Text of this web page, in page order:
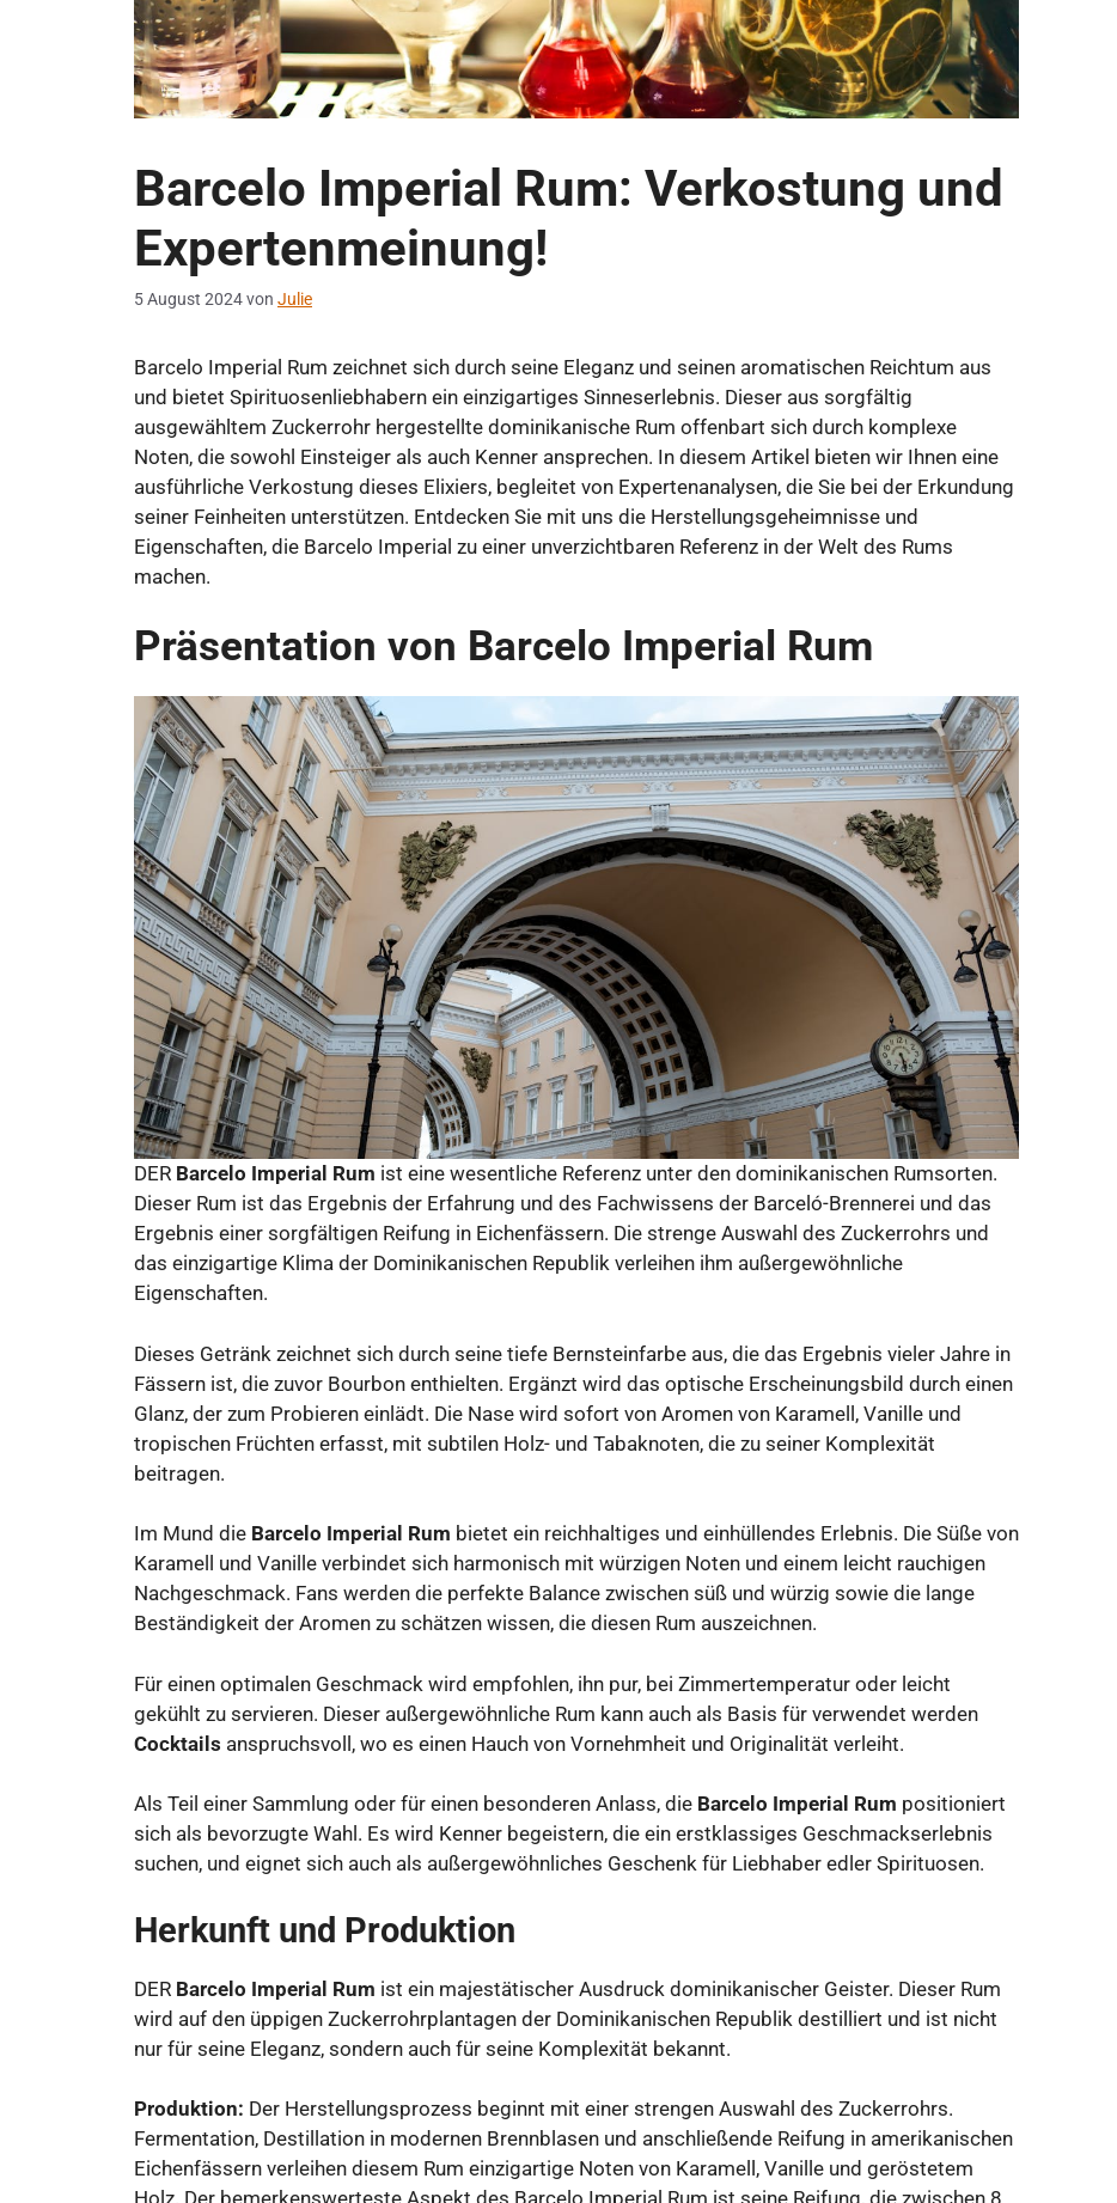
Barcelo Imperial Rum: Verkostung und
Expertenmeinung!
5 August 2024von Julie
Barcelo Imperial Rum zeichnet sich durch seine Eleganz und seinen aromatischen Reichtum aus
und bietet Spirituosenliebhabern ein einzigartiges Sinneserlebnis. Dieser aus sorgfältig
ausgewähltem Zuckerrohr hergestellte dominikanische Rum offenbart sich durch komplexe
Noten, die sowohl Einsteiger als auch Kenner ansprechen. In diesem Artikel bieten wir Ihnen eine
ausführliche Verkostung dieses Elixiers, begleitet von Expertenanalysen, die Sie bei der Erkundung
seiner Feinheiten unterstützen. Entdecken Sie mit uns die Herstellungsgeheimnisse und
Eigenschaften, die Barcelo Imperial zu einer unverzichtbaren Referenz in der Welt des Rums
machen.
Präsentation von Barcelo Imperial Rum
DER Barcelo Imperial Rum ist eine wesentliche Referenz unter den dominikanischen Rumsorten.
Dieser Rum ist das Ergebnis der Erfahrung und des Fachwissens der Barceló-Brennerei und das
Ergebnis einer sorgfältigen Reifung in Eichenfässern. Die strenge Auswahl des Zuckerrohrs und
das einzigartige Klima der Dominikanischen Republik verleihen ihm außergewöhnliche
Eigenschaften.
Dieses Getränk zeichnet sich durch seine tiefe Bernsteinfarbe aus, die das Ergebnis vieler Jahre in
Fässern ist, die zuvor Bourbon enthielten. Ergänzt wird das optische Erscheinungsbild durch einen
Glanz, der zum Probieren einlädt. Die Nase wird sofort von Aromen von Karamell, Vanille und
tropischen Früchten erfasst, mit subtilen Holz- und Tabaknoten, die zu seiner Komplexität
beitragen.
Im Mund die Barcelo Imperial Rum bietet ein reichhaltiges und einhüllendes Erlebnis. Die Süße von
Karamell und Vanille verbindet sich harmonisch mit würzigen Noten und einem leicht rauchigen
Nachgeschmack. Fans werden die perfekte Balance zwischen süß und würzig sowie die lange
Beständigkeit der Aromen zu schätzen wissen, die diesen Rum auszeichnen.
Für einen optimalen Geschmack wird empfohlen, ihn pur, bei Zimmertemperatur oder leicht
gekühlt zu servieren. Dieser außergewöhnliche Rum kann auch als Basis für verwendet werden
Cocktails anspruchsvoll, wo es einen Hauch von Vornehmheit und Originalität verleiht.
Als Teil einer Sammlung oder für einen besonderen Anlass, die Barcelo Imperial Rum positioniert
sich als bevorzugte Wahl. Es wird Kenner begeistern, die ein erstklassiges Geschmackserlebnis
suchen, und eignet sich auch als außergewöhnliches Geschenk für Liebhaber edler Spirituosen.
Herkunft und Produktion
DER Barcelo Imperial Rum ist ein majestätischer Ausdruck dominikanischer Geister. Dieser Rum
wird auf den üppigen Zuckerrohrplantagen der Dominikanischen Republik destilliert und ist nicht
nur für seine Eleganz, sondern auch für seine Komplexität bekannt.
Produktion: Der Herstellungsprozess beginnt mit einer strengen Auswahl des Zuckerrohrs.
Fermentation, Destillation in modernen Brennblasen und anschließende Reifung in amerikanischen
Eichenfässern verleihen diesem Rum einzigartige Noten von Karamell, Vanille und geröstetem
Holz. Der bemerkenswerteste Aspekt des Barcelo Imperial Rum ist seine Reifung, die zwischen 8